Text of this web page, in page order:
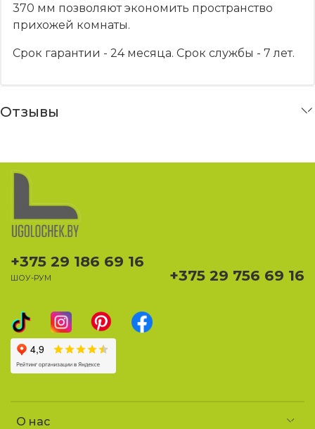
370 мм позволяют экономить пространство
прихожей комнаты.
Срок гарантии - 24 месяца. Срок службы - 7 лет.
Отзывы
О нас
+375 29 186 69 16
ШОУ-РУМ +375 29 756 69 16